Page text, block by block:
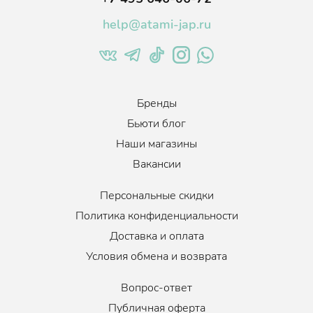
help@atami-jap.ru
Бренды
Бьюти блог
Наши магазины
Вакансии
Персональные скидки
Политика конфиденциальности
Доставка и оплата
Условия обмена и возврата
Вопрос-ответ
Публичная оферта